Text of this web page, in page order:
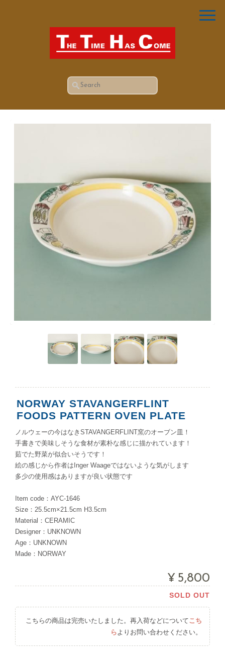
NORWAY STAVANGERFLINT
FOODS PATTERN OVEN PLATE
ノルウェーの今はなきSTAVANGERFLINT窯のオーブン皿！
手書きで美味しそうな食材が素朴な感じに描かれています！
茹でた野菜が似合いそうです！
絵の感じから作者はInger Waageではないような気がします
多少の使用感はありますが良い状態です
Item code：AYC-1646
Size：25.5cm×21.5cm H3.5cm
Material：CERAMIC
Designer：UNKNOWN
Age：UNKNOWN
Made：NORWAY
¥5,800
SOLD OUT
こちらの商品は完売いたしました。再入荷などについてこち
ら よりお問い合わせください。